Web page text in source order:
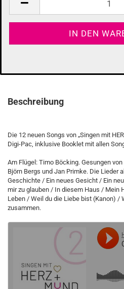
Beschreibung
Die 12 neuen Songs von „Singen mit
Digi-Pac, inklusive Booklet mit allen
Am Flügel: Timo Böcking. Gesungen
Björn Bergs und Jan Primke. Die Lieder
Geschichte / Ein neues Gesicht / Ein
mir zu glauben / In diesem Haus / Mein
Leben / Weil du die Liebe bist (Kanon) /
zusammen.